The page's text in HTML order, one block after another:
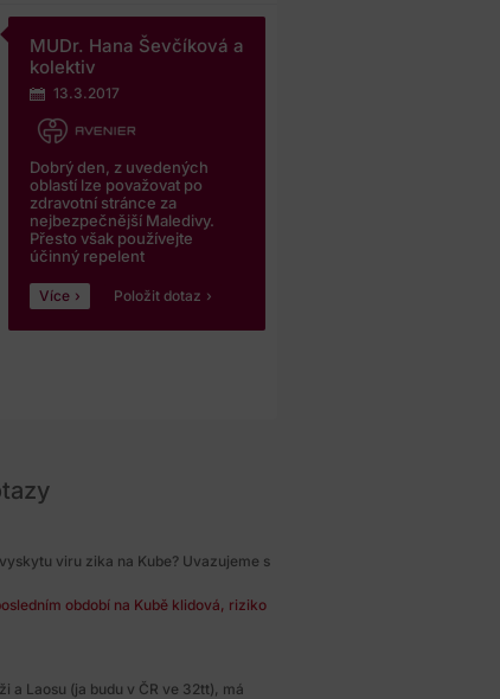
MUDr. Hana Ševčíková a
kolektiv
13.3.2017
Dobrý den, z uvedených
oblastí lze považovat po
zdravotní stránce za
nejbezpečnější Maledivy.
Přesto však používejte
účinný repelent
Více Položit dotaz
viru zika na Kube? Uvazujeme s
období na Kubě klidová, riziko
a Laosu (ja budu v ČR ve 32tt), má